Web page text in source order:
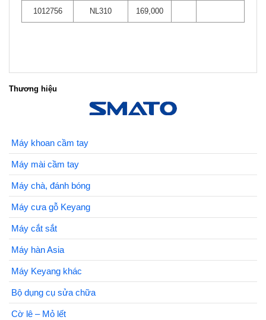
1012756 NL310 169,000
Thương hiệu
Máy khoan cầm tay
Máy mài cầm tay
Máy chà, đánh bóng
Máy cưa gỗ Keyang
Máy cắt sắt
Máy hàn Asia
Máy Keyang khác
Bộ dụng cụ sửa chữa
Cờ lê – Mỏ lết